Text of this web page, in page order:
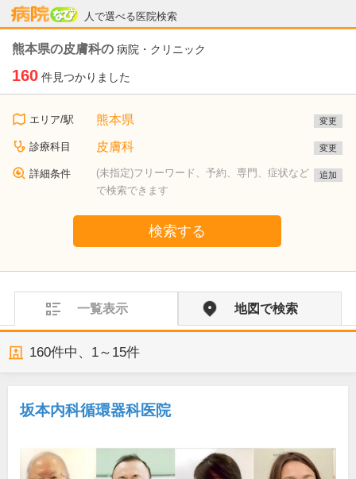
人で選べる医院検索
病院なび
熊本県の皮膚科の 病院・クリニック
160 件見つかりました
エリア/駅 熊本県 変更
診療科目 皮膚科 変更
詳細条件
(未指定)フリーワード、予約、専門、症状など
で検索できます
追加
検索する
一覧表示 地図で検索
160件中、 1～15件
坂本内科循環器科医院